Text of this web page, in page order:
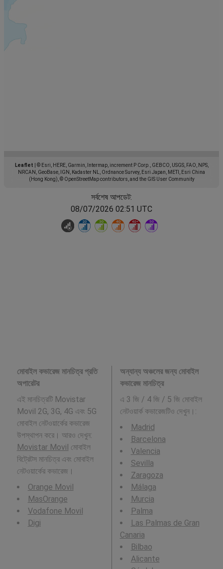
Leaflet
© Esri, HERE, Garmin, Intermap, increment P Corp., GEBCO, USGS, FAO, NPS,
NRCAN, GeoBase, IGN, Kadaster NL, Ordnance Survey, Esri Japan, METI, Esri China
(Hong Kong), © OpenStreetMap contributors, and the GIS User Community
সর্বশেষ আপডেট:
08/07/2026 02:51 UTC
মোবাইল কভারেজ মানচিত্র প্রতি
অপারেটর
এই মানচিত্রটি Movistar
Movil 2G, 3G, 4G এবং 5G
মোবাইল নেটওয়ার্কের কভারেজ
উপস্থাপন করে। আরও দেখুন:
Movistar Movil মোবাইল
বিট্রেটস মানচিত্র এবং মোবাইল
নেটওয়ার্কের কভারেজ।
Orange Movil
MasOrange
Vodafone Movil
Digi
অন্যান্য অঞ্চলের জন্য মোবাইল
কভারেজ মানচিত্র
এ 3 জি / 4 জি / 5 জি মোবাইল
নেটওয়ার্ক কভারেজটিও দেখুন।:
Madrid
Barcelona
Valencia
Sevilla
Zaragoza
Málaga
Murcia
Palma
Las Palmas de Gran
Canaria
Bilbao
Alicante